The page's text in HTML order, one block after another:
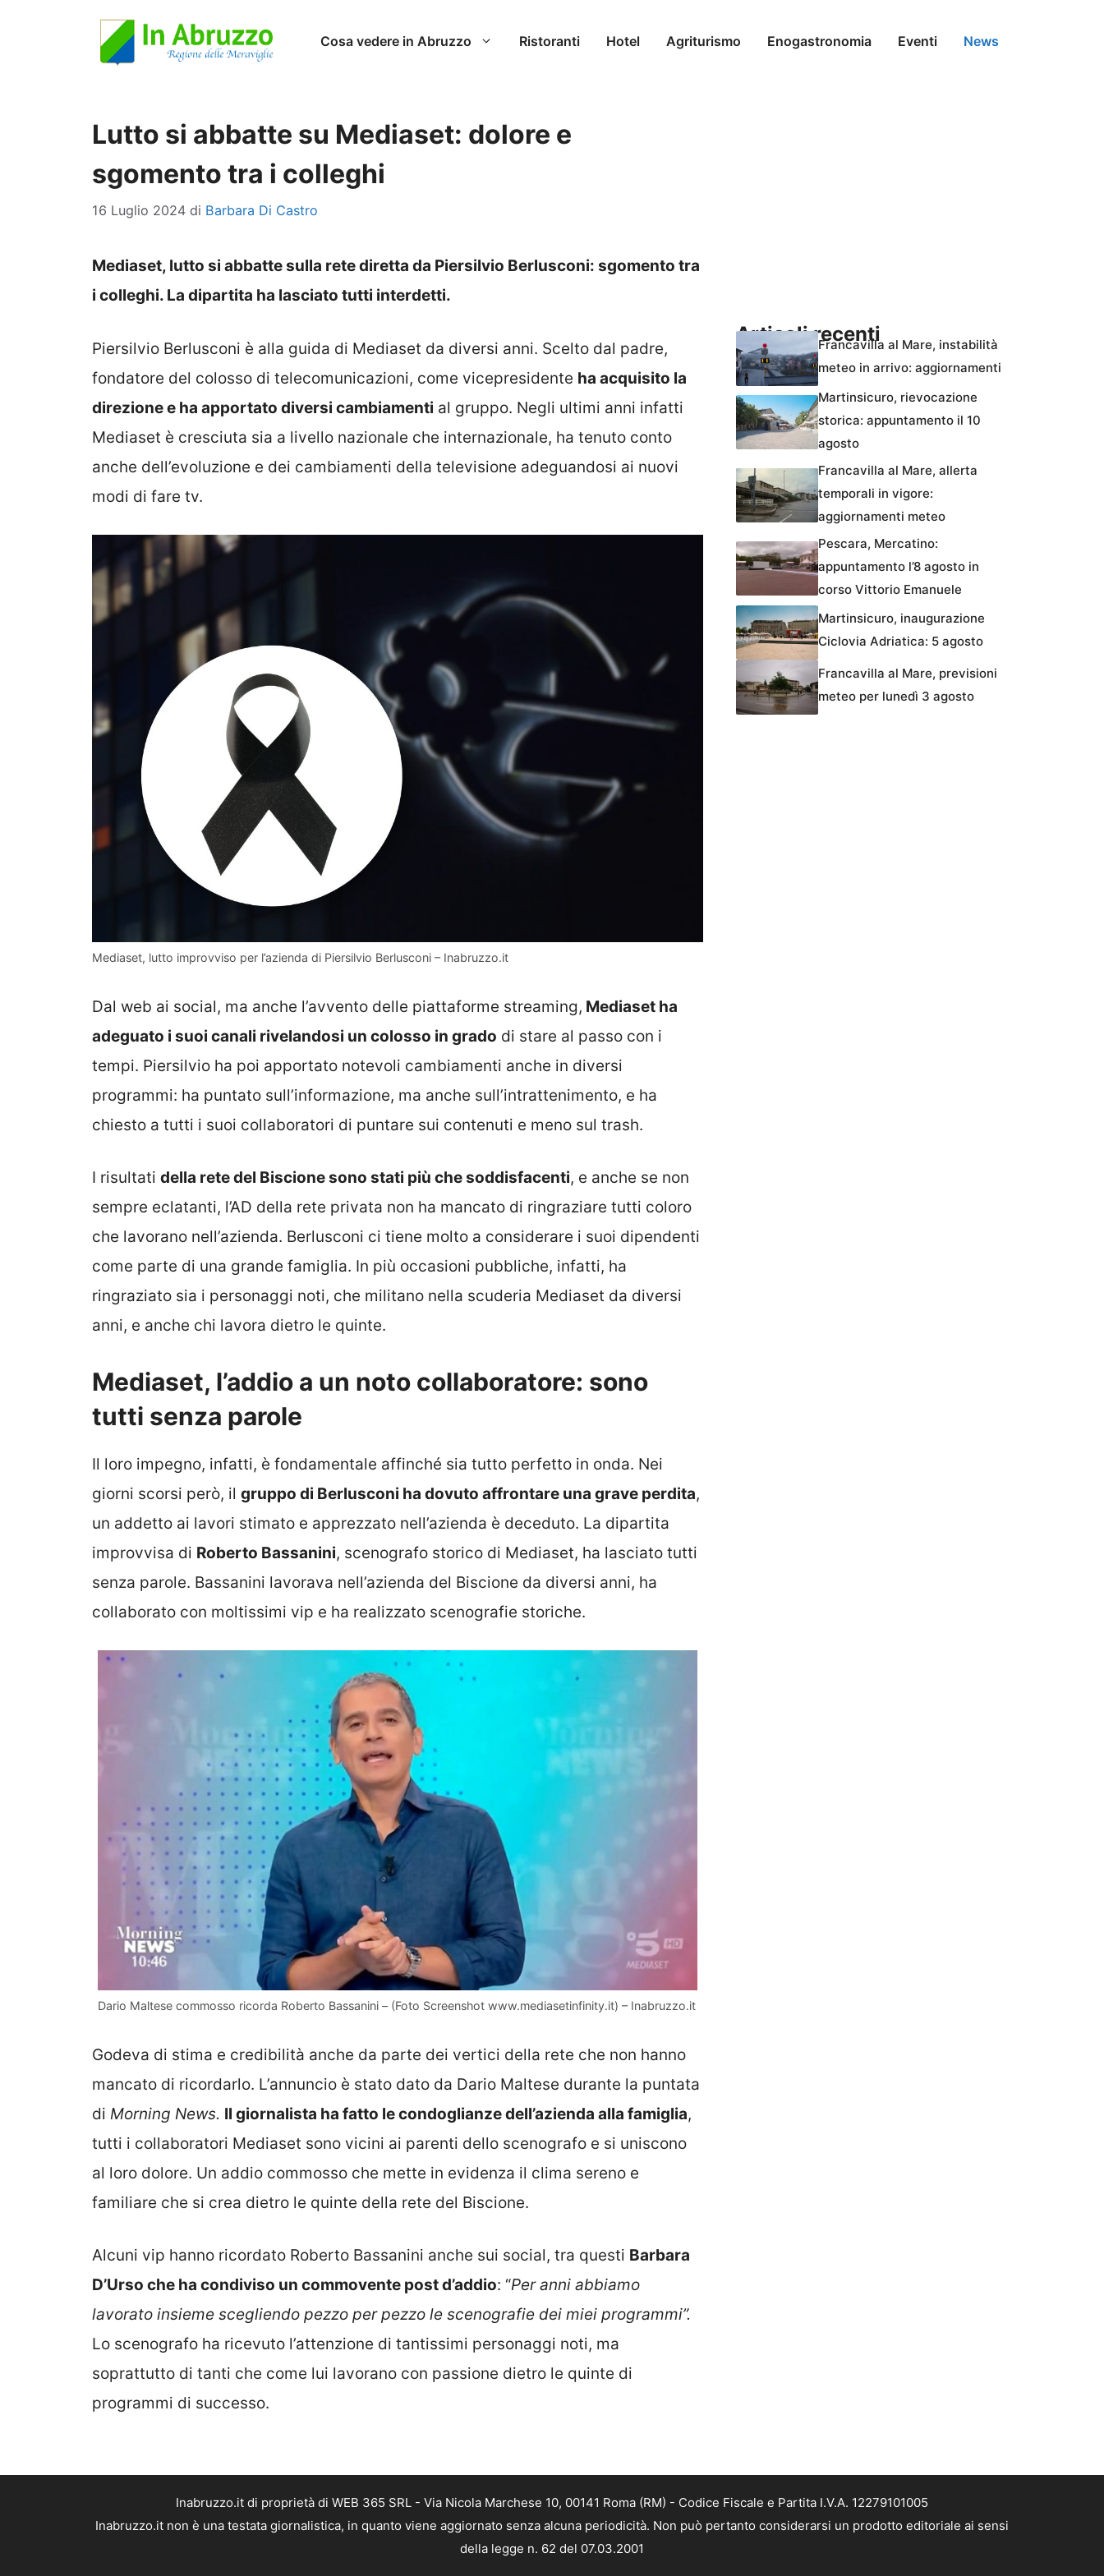
Cosa vedere in Abruzzo Ristoranti Hotel Agriturismo Enogastronomia Eventi News
Lutto si abbatte su Mediaset: dolore e
sgomento tra i colleghi
16 Luglio 2024 di Barbara Di Castro
Mediaset, lutto si abbatte sulla rete diretta da Piersilvio Berlusconi: sgomento tra
i colleghi. La dipartita ha lasciato tutti interdetti.
Piersilvio Berlusconi è alla guida di Mediaset da diversi anni. Scelto dal padre,
fondatore del colosso di telecomunicazioni, come vicepresidente ha acquisito la
direzione e ha apportato diversi cambiamenti al gruppo. Negli ultimi anni infatti
Mediaset è cresciuta sia a livello nazionale che internazionale, ha tenuto conto
anche dell’evoluzione e dei cambiamenti della televisione adeguandosi ai nuovi
modi di fare tv.
Mediaset, lutto improvviso per l’azienda di Piersilvio Berlusconi – Inabruzzo.it
Dal web ai social, ma anche l’avvento delle piattaforme streaming, Mediaset ha
adeguato i suoi canali rivelandosi un colosso in grado di stare al passo con i
tempi. Piersilvio ha poi apportato notevoli cambiamenti anche in diversi
programmi: ha puntato sull’informazione, ma anche sull’intrattenimento, e ha
chiesto a tutti i suoi collaboratori di puntare sui contenuti e meno sul trash.
I risultati della rete del Biscione sono stati più che soddisfacenti, e anche se non
sempre eclatanti, l’AD della rete privata non ha mancato di ringraziare tutti coloro
che lavorano nell’azienda. Berlusconi ci tiene molto a considerare i suoi dipendenti
come parte di una grande famiglia. In più occasioni pubbliche, infatti, ha
ringraziato sia i personaggi noti, che militano nella scuderia Mediaset da diversi
anni, e anche chi lavora dietro le quinte.
Mediaset, l’addio a un noto collaboratore: sono
tutti senza parole
Il loro impegno, infatti, è fondamentale affinché sia tutto perfetto in onda. Nei
giorni scorsi però, il gruppo di Berlusconi ha dovuto affrontare una grave perdita,
un addetto ai lavori stimato e apprezzato nell’azienda è deceduto. La dipartita
improvvisa di Roberto Bassanini, scenografo storico di Mediaset, ha lasciato tutti
senza parole. Bassanini lavorava nell’azienda del Biscione da diversi anni, ha
collaborato con moltissimi vip e ha realizzato scenografie storiche.
Dario Maltese commosso ricorda Roberto Bassanini – (Foto Screenshot www.mediasetinfinity.it) – Inabruzzo.it
Godeva di stima e credibilità anche da parte dei vertici della rete che non hanno
mancato di ricordarlo. L’annuncio è stato dato da Dario Maltese durante la puntata
di Morning News. Il giornalista ha fatto le condoglianze dell’azienda alla famiglia,
tutti i collaboratori Mediaset sono vicini ai parenti dello scenografo e si uniscono
al loro dolore. Un addio commosso che mette in evidenza il clima sereno e
familiare che si crea dietro le quinte della rete del Biscione.
Alcuni vip hanno ricordato Roberto Bassanini anche sui social, tra questi Barbara
D’Urso che ha condiviso un commovente post d’addio: “Per anni abbiamo
lavorato insieme scegliendo pezzo per pezzo le scenografie dei miei programmi”.
Lo scenografo ha ricevuto l’attenzione di tantissimi personaggi noti, ma
soprattutto di tanti che come lui lavorano con passione dietro le quinte di
programmi di successo.
Articoli recentiFrancavilla al Mare, instabilità
meteo in arrivo: aggiornamenti
Martinsicuro, rievocazione
storica: appuntamento il 10
agosto
Francavilla al Mare, allerta
temporali in vigore:
aggiornamenti meteo
Pescara, Mercatino:
appuntamento l’8 agosto in
corso Vittorio Emanuele
Martinsicuro, inaugurazione
Ciclovia Adriatica: 5 agosto
Francavilla al Mare, previsioni
meteo per lunedì 3 agosto
Inabruzzo.it di proprietà di WEB 365 SRL - Via Nicola Marchese 10, 00141 Roma (RM) - Codice Fiscale e Partita I.V.A. 12279101005
Inabruzzo.it non è una testata giornalistica, in quanto viene aggiornato senza alcuna periodicità. Non può pertanto considerarsi un prodotto editoriale ai sensi
della legge n. 62 del 07.03.2001